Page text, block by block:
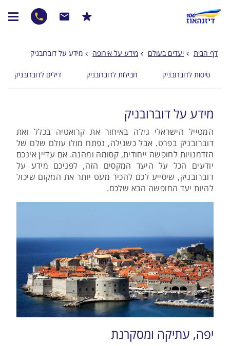
דף הבית יעדים בעולם מידע על אירופה מידע על דוברובניק
טיסות לדוברובניק חבילות לדוברובניק דילים לדוברובניק
מידע על דוברובניק
המטייל הישראלי גילה באיחור את קרואטיה בכלל ואת
דוברובניק בפרט. אבל כשגילה, נפתח מולו עולם שלם של
הזדמנויות לחופשה ייחודית, קסומה ומהנה. אם עדיין אינכם
יודעים הכל על היעד המקסים הזה, לפניכם מידע על
דוברובניק, שיסייע לכם להכיר מעט יותר את המקום שיכול
להיות יעד החופשה הבא שלכם.
יפה, עתיקה ומסקרנת